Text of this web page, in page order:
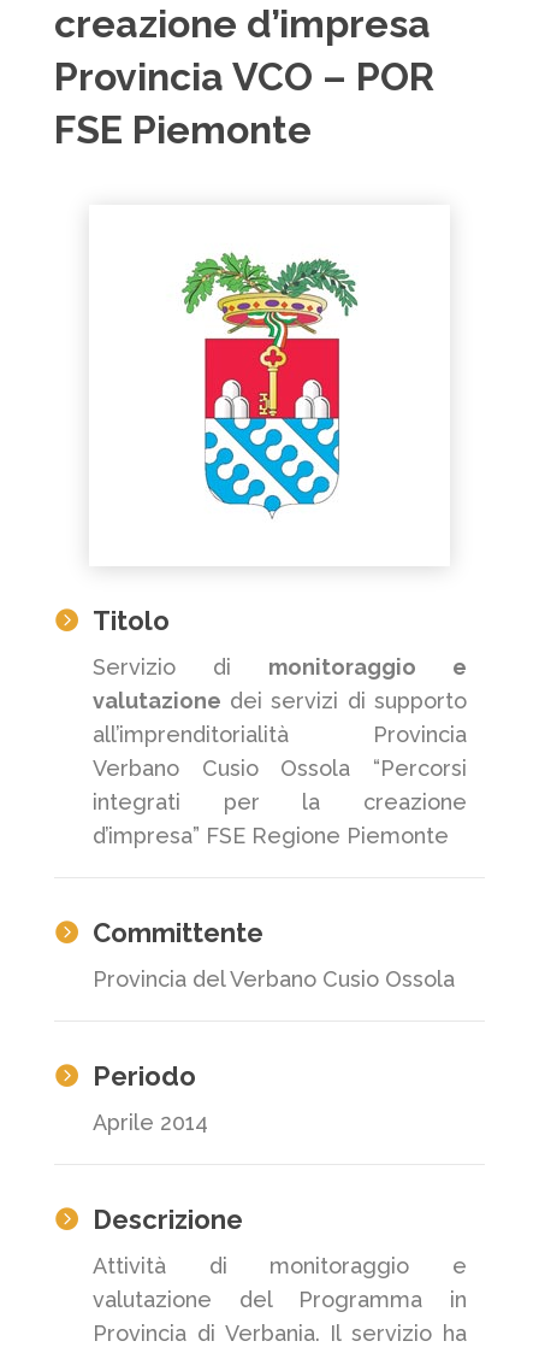
creazione d’impresa
Provincia VCO – POR
FSE Piemonte
 Titolo
Servizio di monitoraggio e
valutazione dei servizi di supporto
all’imprenditorialità Provincia
Verbano Cusio Ossola “Percorsi
integrati per la creazione
d’impresa” FSE Regione Piemonte
 Committente
Provincia del Verbano Cusio Ossola
 Periodo
Aprile 2014
 Descrizione
Attività di monitoraggio e
valutazione del Programma in
Provincia di Verbania. Il servizio ha